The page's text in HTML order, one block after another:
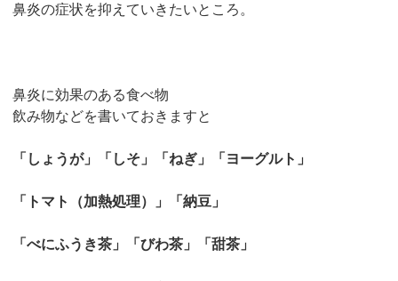
鼻炎の症状を抑えていきたいところ。
鼻炎に効果のある食べ物
飲み物などを書いておきますと
「しょうが」「しそ」「ねぎ」「ヨーグルト」
「トマト（加熱処理）」「納豆」
「べにふうき茶」「びわ茶」「甜茶」